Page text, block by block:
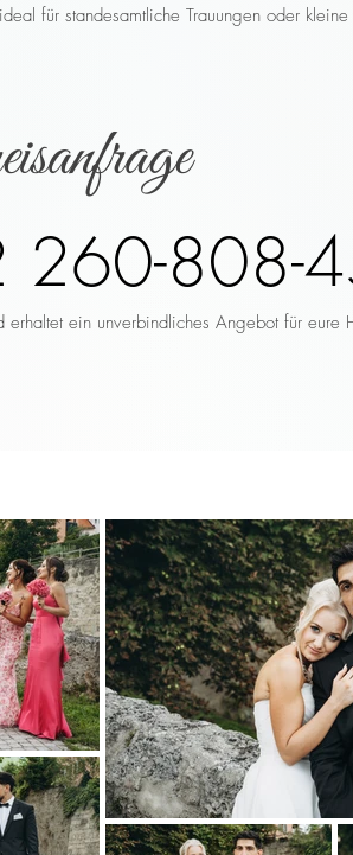
für standesamtliche Trauungen oder kleine
808-
erhaltet ein unverbindliches Angebot für eure